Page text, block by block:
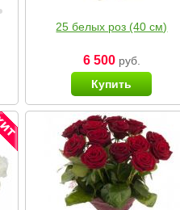
25 белых роз (40 см)
6 500руб.
Купить